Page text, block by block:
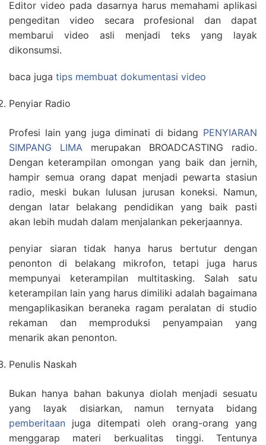
Editor video pada dasarnya harus memahami aplikasi
pengeditan video secara profesional dan dapat
membarui video asli menjadi teks yang layak
dikonsumsi.
baca juga tips membuat dokumentasi video
Penyiar Radio
Profesi lain yang juga diminati di bidang PENYIARAN
SIMPANG LIMA merupakan BROADCASTING radio.
Dengan keterampilan omongan yang baik dan jernih,
hampir semua orang dapat menjadi pewarta stasiun
radio, meski bukan lulusan jurusan koneksi. Namun,
dengan latar belakang pendidikan yang baik pasti
akan lebih mudah dalam menjalankan pekerjaannya.
penyiar siaran tidak hanya harus bertutur dengan
penonton di belakang mikrofon, tetapi juga harus
mempunyai keterampilan multitasking. Salah satu
keterampilan lain yang harus dimiliki adalah bagaimana
mengaplikasikan beraneka ragam peralatan di studio
rekaman dan memproduksi penyampaian yang
menarik akan penonton.
Penulis Naskah
Bukan hanya bahan bakunya diolah menjadi sesuatu
yang layak disiarkan, namun ternyata bidang
pemberitaan juga ditempati oleh orang-orang yang
menggarap materi berkualitas tinggi. Tentunya